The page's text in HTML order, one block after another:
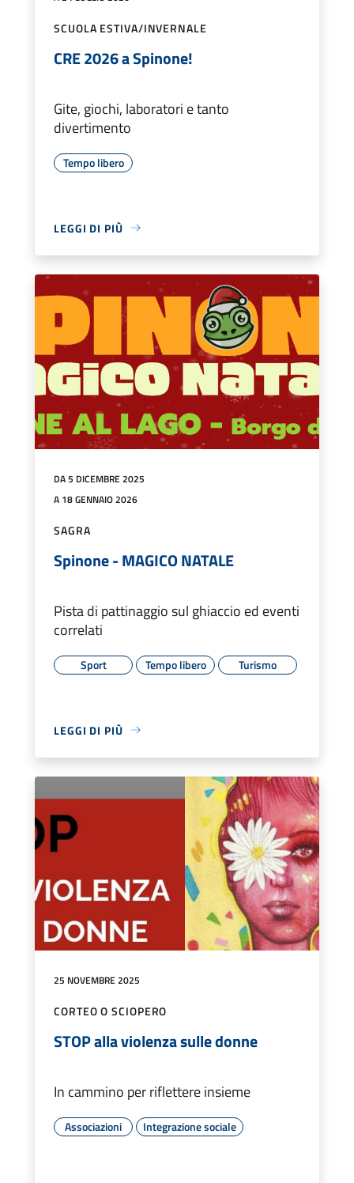
SCUOLA ESTIVA/INVERNALE
CRE 2026 a Spinone!
Gite, giochi, laboratori e tanto
divertimento
Tempo libero
LEGGI DI PIÙ
DA 5 DICEMBRE 2025
A 18 GENNAIO 2026
SAGRA
Spinone - MAGICO NATALE
Pista di pattinaggio sul ghiaccio ed eventi
correlati
Sport Tempo libero Turismo
LEGGI DI PIÙ
25 NOVEMBRE 2025
CORTEO O SCIOPERO
STOP alla violenza sulle donne
In cammino per riflettere insieme
Associazioni Integrazione sociale